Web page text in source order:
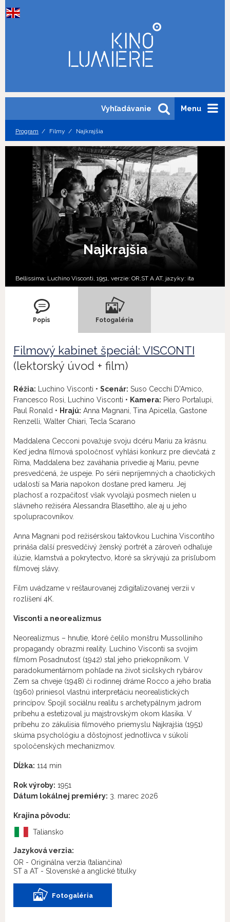
Menu
Vyhľadávanie
Program Filmy Najkrajšia
Najkrajšia
Bellissima; Luchino Visconti, 1951, verzie: OR, ST A AT, jazyky: ita
Popis Fotogaléria
Filmový kabinet špeciál: VISCONTI
(lektorský úvod + film)
Réžia: Luchino Visconti • Scenár: Suso Cecchi D'Amico,
Francesco Rosi, Luchino Visconti • Kamera: Piero Portalupi,
Paul Ronald • Hrajú: Anna Magnani, Tina Apicella, Gastone
Renzelli, Walter Chiari, Tecla Scarano
Maddalena Cecconi považuje svoju dcéru Mariu za krásnu.
Keď jedna filmová spoločnosť vyhlási konkurz pre dievčatá z
Ríma, Maddalena bez zaváhania privedie aj Mariu, pevne
presvedčená, že uspeje. Po sérii nepríjemných a chaotických
udalostí sa Maria napokon dostane pred kameru. Jej
plachosť a rozpačitosť však vyvolajú posmech nielen u
slávneho režiséra Alessandra Blasettiho, ale aj u jeho
spolupracovníkov.
Anna Magnani pod režisérskou taktovkou Luchina Viscontiho
prináša ďalší presvedčivý ženský portrét a zároveň odhaľuje
ilúzie, klamstvá a pokrytectvo, ktoré sa skrývajú za prísľubom
filmovej slávy.
Film uvádzame v reštaurovanej zdigitalizovanej verzii v
rozlíšení 4K.
Visconti a neorealizmus
Neorealizmus – hnutie, ktoré čelilo monštru Mussolliniho
propagandy obrazmi reality. Luchino Visconti sa svojím
filmom Posadnutosť (1942) stal jeho priekopníkom. V
paradokumentárnom pohľade na život sicílskych rybárov
Zem sa chveje (1948) či rodinnej dráme Rocco a jeho bratia
(1960) priniesol vlastnú interpretáciu neorealistických
princípov. Spojil sociálnu realitu s archetypálnym jadrom
príbehu a estetizoval ju majstrovským okom klasika. V
príbehu zo zákulisia filmového priemyslu Najkrajšia (1951)
skúma psychológiu a dôstojnosť jednotlivca v súkolí
spoločenských mechanizmov.
Dĺžka: 114 min
Rok výroby: 1951
Dátum lokálnej premiéry: 3. marec 2026
Krajina pôvodu:
Taliansko
Jazyková verzia:
OR - Originálna verzia (taliančina)
ST a AT - Slovenské a anglické titulky
Fotogaléria